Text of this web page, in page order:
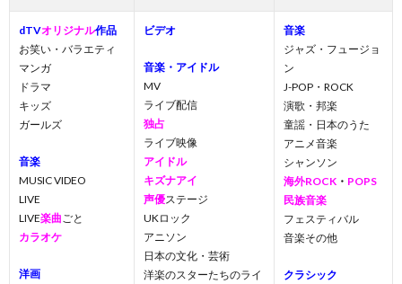
dTVオリジナル作品
お笑い・バラエティ
マンガ
ドラマ
キッズ
ガールズ
音楽
MUSIC VIDEO
LIVE
LIVE楽曲 ごと
カラオケ
洋画
ビデオ
音楽・アイドル
MV
ライブ配信
独占
ライブ映像
アイドル
キズナアイ
声優ステージ
UKロック
アニソン
日本の文化・芸術
洋楽のスターたちのライ
音楽
ジャズ・フュージョ
ン
J-POP・ROCK
演歌・邦楽
童謡・日本のうた
アニメ音楽
シャンソン
海外ROCK ・ POPS
民族音楽
フェスティバル
音楽その他
クラシック